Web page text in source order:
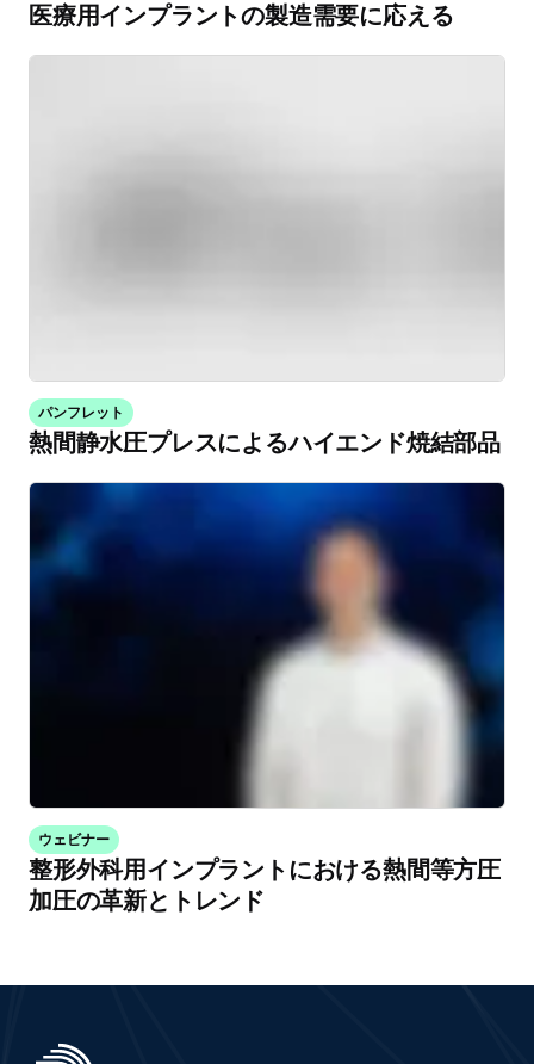
医療用インプラントの製造需要に応える
パンフレット
熱間静水圧プレスによるハイエンド焼結部品
ウェビナー
整形外科用インプラントにおける熱間等方圧
加圧の革新とトレンド